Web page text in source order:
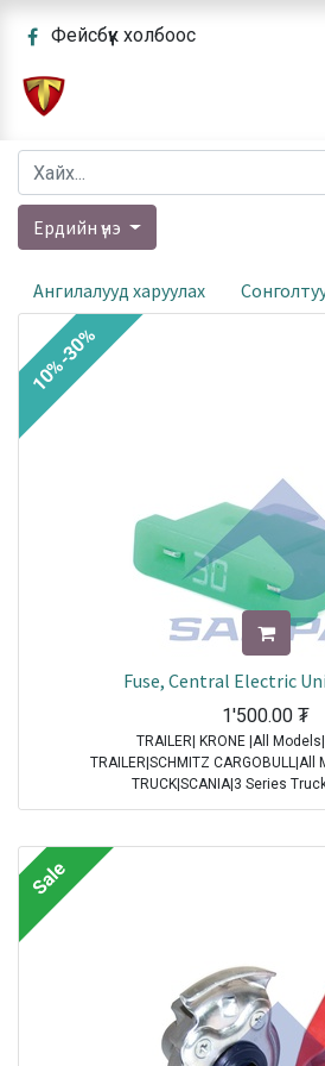
Фейсбүүк холбоос
Ердийн үнэ
Ангилалууд харуулах
Fuse, Central Electric
1'500.00 ₮
TRAILER| KRONE |All
TRAILER|SCHMITZ
TRUCK|SCANIA|3 Series
TRUCK|IVECO|Eurocargo
TRUCK|DAF|CF65|2001-
TRUCK|DAF|XF95|2002-
10%-30%
Sale